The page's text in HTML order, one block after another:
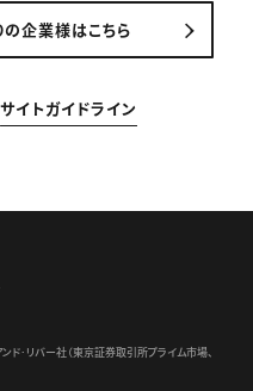
の企業様はこちら
サイトガイドライン
ド･リバー社（東京証券取引所プライム市場、